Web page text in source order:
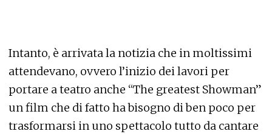
Intanto, è arrivata la notizia che in moltissimi
attendevano, ovvero l’inizio dei lavori per
portare a teatro anche “The greatest Showman”
un film che di fatto ha bisogno di ben poco per
trasformarsi in uno spettacolo tutto da cantare